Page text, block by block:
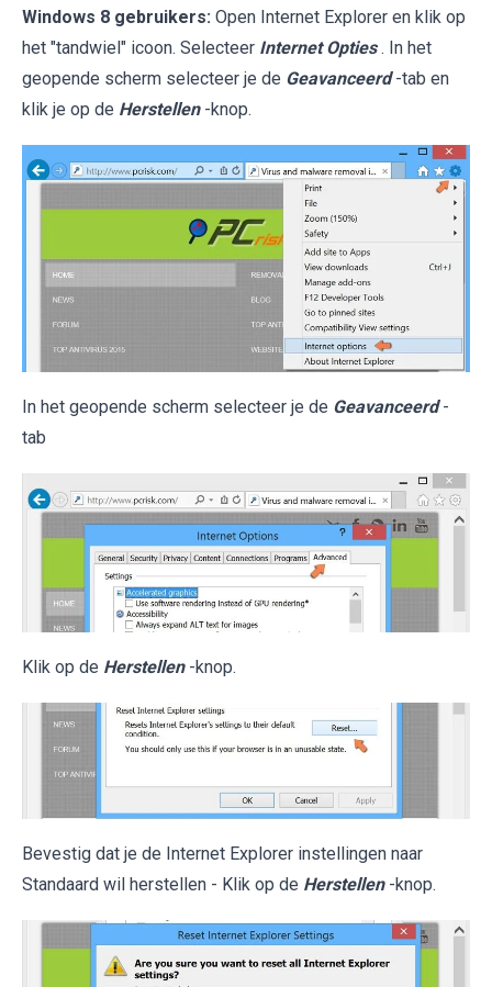
Windows 8 gebruikers: Open Internet Explorer en klik op
het "tandwiel" icoon. Selecteer Internet Opties . In het
geopende scherm selecteer je de Geavanceerd -tab en
klik je op de Herstellen -knop.
In het geopende scherm selecteer je de Geavanceerd -
tab
Klik op de Herstellen -knop.
Bevestig dat je de Internet Explorer instellingen naar
Standaard wil herstellen - Klik op de Herstellen -knop.